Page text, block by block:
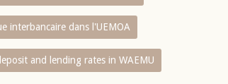
interbancaire dans l'UEMOA
and lending rates in WAEMU